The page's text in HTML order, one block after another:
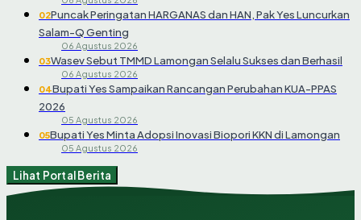
02Puncak Peringatan HARGANAS dan HAN, Pak Yes Luncurkan
Salam-Q Genting
06 Agustus 2026
03Wasev Sebut TMMD Lamongan Selalu Sukses dan Berhasil
06 Agustus 2026
04Bupati Yes Sampaikan Rancangan Perubahan KUA-PPAS
2026
05 Agustus 2026
05Bupati Yes Minta Adopsi Inovasi Biopori KKN di Lamongan
05 Agustus 2026
Lihat Portal Berita